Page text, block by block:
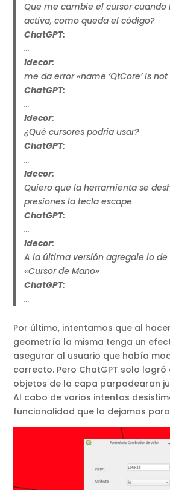
Que me cambie el cursor
activa, como queda el código?
ChatGPT:
…
Idecor:
me da error «name ‘QtCore’ is
ChatGPT:
…
Idecor:
¿Qué cursores podria usar?
ChatGPT:
…
Idecor:
Quiero que la herramienta se
presiones la tecla escape
ChatGPT:
…
Idecor:
A la última versión agregale lo
«Cursor de Mano»
ChatGPT:
…
Por último, intentamos que al
geometría la misma tenga un
asegurar al usuario que había
correcto. Pero ChatGPT solo
objetos de la capa parpadearan
Al cabo de varios intentos
funcionalidad que la dejamos